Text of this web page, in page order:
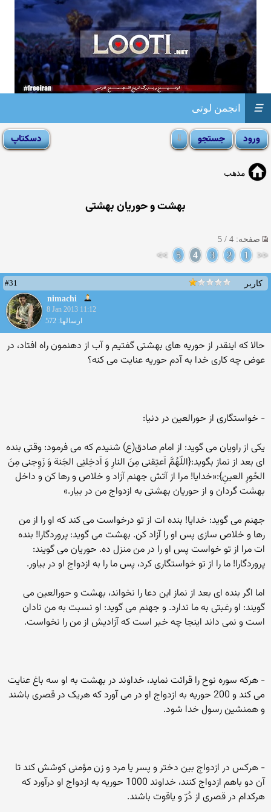
انجمن لوتی ☰
مذهب
بهشت و حوریان بهشتی
صفحه: 4 / 5
<<
1
2
3
4
5
>>
کاربر
#31
nimachi
8 Jan 2013 11:12
ارسالها: 572
حالا که اینقدر از حوریه های بهشتی گفتیم و آب از دهنمون راه افتاد، در
عوض چه کاری خدا به آدم حوریه عنایت می کنه؟
- خواستگاری از حورالعین در دنیا:
یکی از راویان می گوید: از امام صادق(ع) شنیدم که می فرمود: وقتی بنده
ای بعد از نماز بگوید:{اللّهُمَّ اَعتِقنی مِنَ النارِ وَ اَدخِلنِی الجَنة وَ زَوِجنی مِنَ
الحُورِ العینِ}:«خدایا! مرا از آتش جهنم آزاد و خلاص و رها کن و داخل
بهشت گردان و از حوریان بهشتی به ازدواج من در بیار.»
جهنم می گوید: خدایا! بنده ات از تو درخواست می کند که او را از من
رها و خلاص سازی پس او را آزاد کن. بهشت می گوید: پروردگارا! بنده
ات مرا از تو خواست پس او را در من منزل ده. حوریان می گویند:
پروردگارا! ما را از تو خواستگاری کرد، پس ما را به ازدواج او در بیاور.
اما اگر بنده ای بعد از نماز این دعا را نخواند، بهشت و حورالعین می
گویند: او رغبتی به ما ندارد. و جهنم می گوید: او نسبت به من نادان
است و نمی داند اینجا چه خبر است که آزادیش از من را نخواست.
- هرکه سوره نوح را قرائت نماید، خداوند در بهشت به او سه باغ عنایت
می کند و 200 حوریه به ازدواج او در می آورد که هریک در قصری باشند
و همنشین رسول خدا شود.
- هرکس در ازدواج بین دختر و پسر یا مرد و زن مؤمنی کوشش کند تا
آن دو باهم ازدواج کنند، خداوند 1000 حوریه به ازدواج او درآورد که
هرکدام در قصری از دُرّ و یاقوت باشند.